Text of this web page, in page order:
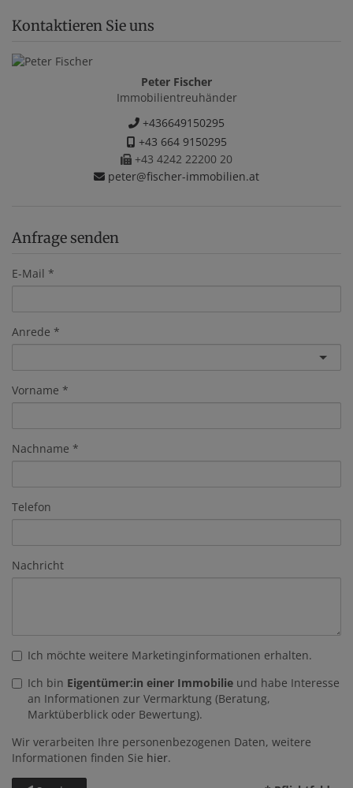
Kontaktieren Sie uns
Peter Fischer
Immobilientreuhänder
+436649150295
+43 664 9150295
+43 4242 22200 20
peter@fischer-immobilien.at
Anfrage senden
E-Mail
Anrede
Vorname
Nachname
Telefon
Nachricht
Ich möchte weitere Marketinginformationen erhalten.
Ich bin Eigentümer:in einer Immobilie und habe Interesse
an Informationen zur Vermarktung (Beratung,
Marktüberblick oder Bewertung).
Wir verarbeiten Ihre personenbezogenen Daten, weitere
Informationen finden Sie hier.